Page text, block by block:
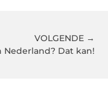
VOLGENDE →
Nederland? Dat kan!